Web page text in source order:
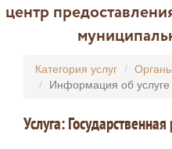
центр
Категория услуг
Информация об услуге
Услуга: